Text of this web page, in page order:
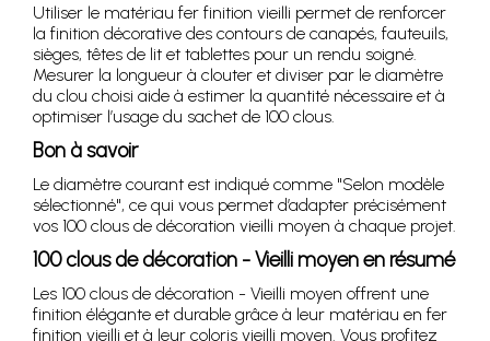
Utiliser le matériau fer finition vieilli permet de renforcer
la finition décorative des contours de canapés, fauteuils,
sièges, têtes de lit et tablettes pour un rendu soigné.
Mesurer la longueur à clouter et diviser par le diamètre
du clou choisi aide à estimer la quantité nécessaire et à
optimiser l’usage du sachet de 100 clous.
Bon à savoir
Le diamètre courant est indiqué comme "Selon modèle
sélectionné", ce qui vous permet d’adapter précisément
vos 100 clous de décoration vieilli moyen à chaque projet.
100 clous de décoration - Vieilli moyen en résumé
Les 100 clous de décoration - Vieilli moyen offrent une
finition élégante et durable grâce à leur matériau en fer
finition vieilli et à leur coloris vieilli moyen. Vous profitez